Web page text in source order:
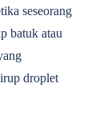
seseorang
batuk atau
droplet